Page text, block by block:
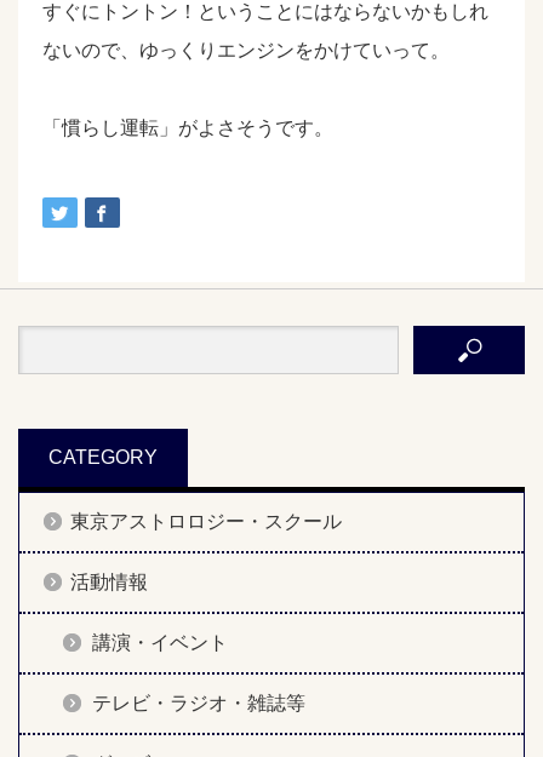
すぐにトントン！ということにはならないかもしれ
ないので、ゆっくりエンジンをかけていって。
「慣らし運転」がよさそうです。
CATEGORY
東京アストロロジー・スクール
活動情報
講演・イベント
テレビ・ラジオ・雑誌等